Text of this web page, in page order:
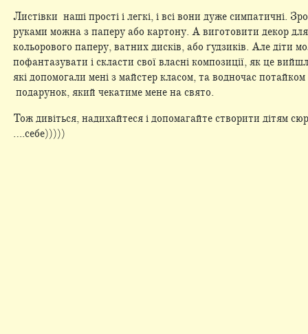
Листівки наші прості і легкі, і всі вони дуже симпатичні.
руками можна з паперу або картону. А виготовити декор для
кольорового паперу, ватних дисків, або ґудзиків. Але діти
пофантазувати і скласти свої власні композиції, як це
які допомогали мені з майстер класом, та водночас
подарунок, який чекатиме мене на свято.
Тож дивіться, надихайтеся і допомагайте створити дітям
….себе)))))